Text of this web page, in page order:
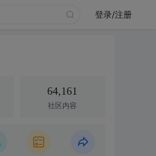
登录/注册
64,161
社区内容